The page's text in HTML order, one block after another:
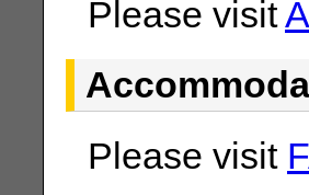
Please visit
Please visit